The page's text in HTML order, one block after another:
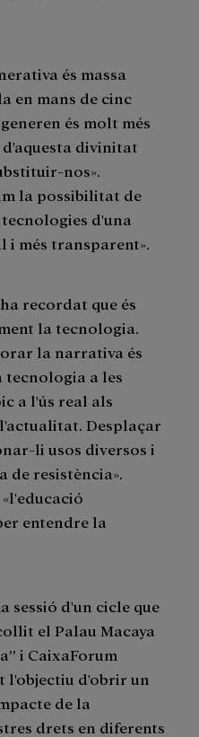
és massa
en mans de cinc
és molt més
d'aquesta divinitat
nos».
la possibilitat de
d'una
i més transparent».
recordat que és
la tecnologia.
la narrativa és
tecnologia a les
a l'ús real als
Desplaçar
li usos diversos i
de resistència».
entendre la
sessió d'un cicle que
el Palau Macaya
i CaixaForum
l'objectiu d'obrir un
de la
drets en diferents